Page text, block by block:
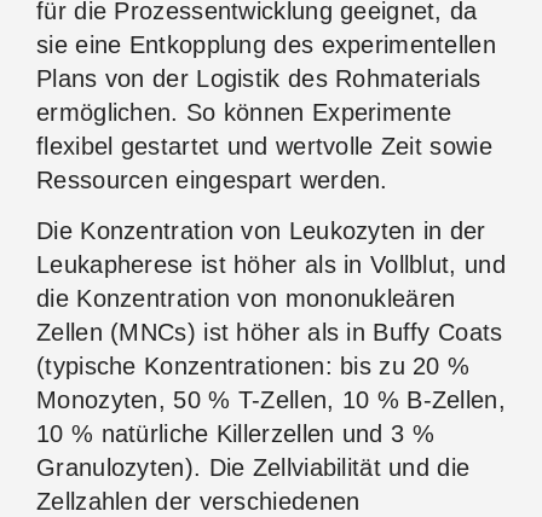
für die Prozessentwicklung geeignet, da
sie eine Entkopplung des experimentellen
Plans von der Logistik des Rohmaterials
ermöglichen. So können Experimente
flexibel gestartet und wertvolle Zeit sowie
Ressourcen eingespart werden.
Die Konzentration von Leukozyten in der
Leukapherese ist höher als in Vollblut, und
die Konzentration von mononukleären
Zellen (MNCs) ist höher als in Buffy Coats
(typische Konzentrationen: bis zu 20 %
Monozyten, 50 % T-Zellen, 10 % B-Zellen,
10 % natürliche Killerzellen und 3 %
Granulozyten). Die Zellviabilität und die
Zellzahlen der verschiedenen